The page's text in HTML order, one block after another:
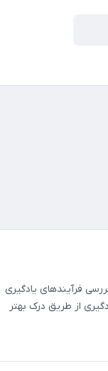
فرآیندهای یادگیری
از طریق درک بهتر